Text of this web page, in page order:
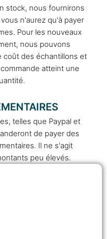
stock, nous fournirons
n'aurez qu'à payer
Pour les nouveaux
nous pouvons
coût des échantillons et
atteint une
telles que Paypal et
de payer des
Il ne s'agit
peu élevés.